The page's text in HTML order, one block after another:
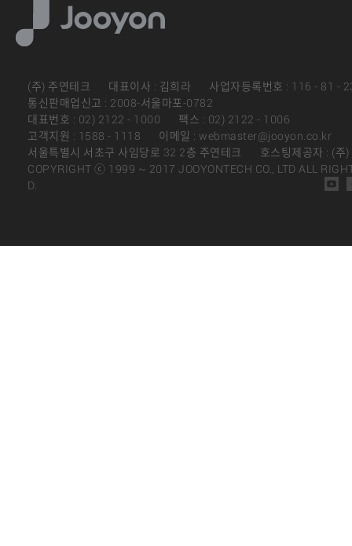
(주) 주연테크 대표이사 : 김희라
사업자등록번호 : 116 - 81 -
통신판매업신고 : 2008-서울마포-0782
대표번호 : 02) 2122 - 1000
팩스 : 02) 2122 - 1006
고객지원 : 1588 - 1118
이메일 : webmaster@jooyon.co.kr
서울특별시 서초구 사임당로 32 2층 주연테크
호스팅제공자 : (주
COPYRIGHT ⓒ 1999 ~ 2017 JOOYONTECH CO., LTD ALL
D.